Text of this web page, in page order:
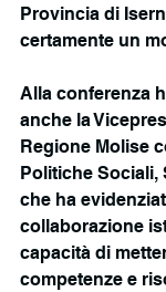
Provincia di
certamente un
Alla conferenza
anche la
Regione Molise
Politiche Sociali,
che ha
collaborazione
capacità di
competenze e